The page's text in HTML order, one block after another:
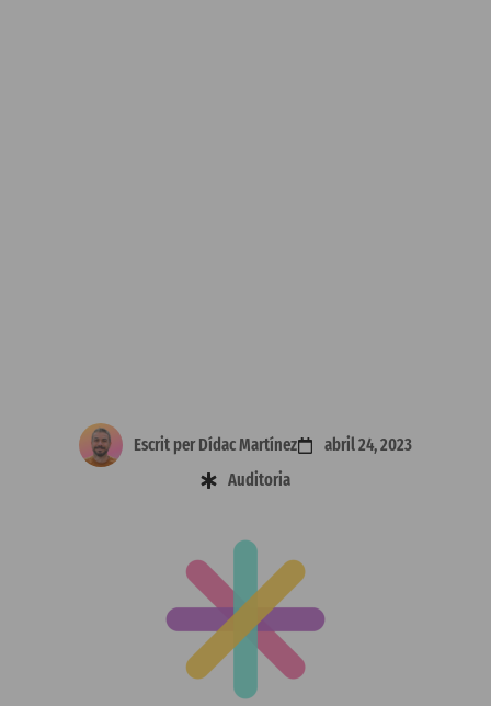
Escrit perDídac Martínez
abril 24, 2023
Auditoria